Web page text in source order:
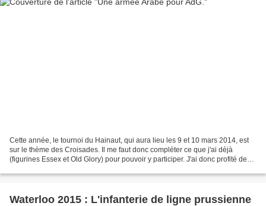
Cette année, le tournoi du Hainaut, qui aura lieu les 9 et 10 mars 2014, est
sur le thème des Croisades. Il me faut donc compléter ce que j'ai déjà
(figurines Essex et Old Glory) pour pouvoir y participer. J'ai donc profité de
Waterloo 2015 : L'infanterie de ligne prussienne